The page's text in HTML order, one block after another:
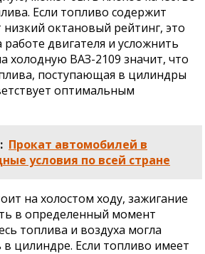
Если топливо содержит
октановый рейтинг, это
работе двигателя и усложнить
холодную ВАЗ-2109 значит, что
поступающая в цилиндры
оптимальным
Прокат автомобилей в
условия по всей стране
на холостом ходу, зажигание
в определенный момент
топлива и воздуха могла
в цилиндре. Если топливо имеет